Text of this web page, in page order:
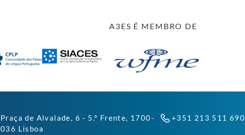
A3ES É MEMBRO DE
Praça de Alvalade, 6 - 5.º Frente, 1700-
036 Lisboa
+351 213 511 690